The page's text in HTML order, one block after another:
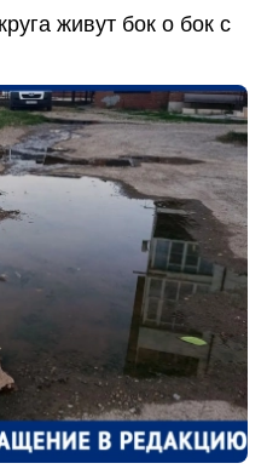
живут бок о бок с